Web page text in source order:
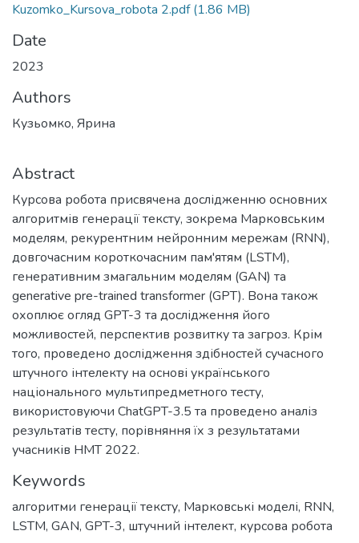
Kuzomko_Kursova_robota 2.pdf(1.86 MB)
Date
2023
Authors
Кузьомко, Ярина
Abstract
Курсова робота присвячена дослідженню основних
алгоритмів генерації тексту, зокрема Марковським
моделям, рекурентним нейронним мережам (RNN),
довгочасним короткочасним пам'ятям (LSTM),
генеративним змагальним моделям (GAN) та
generative pre-trained transformer (GPT). Вона також
охоплює огляд GPT-3 та дослідження його
можливостей, перспектив розвитку та загроз. Крім
того, проведено дослідження здібностей сучасного
штучного інтелекту на основі українського
національного мультипредметного тесту,
використовуючи ChatGPT-3.5 та проведено аналіз
результатів тесту, порівняння їх з результатами
учасників НМТ 2022.
Keywords
алгоритми генерації тексту, Марковські моделі, RNN,
LSTM, GAN, GPT-3, штучний інтелект, курсова робота